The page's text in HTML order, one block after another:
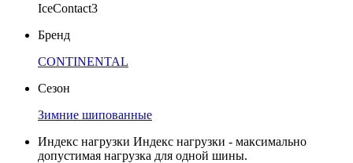
IceContact3
Бренд
CONTINENTAL
Сезон
Зимние шипованные
Индекс нагрузки Индекс нагрузки - максимально
допустимая нагрузка для одной шины.